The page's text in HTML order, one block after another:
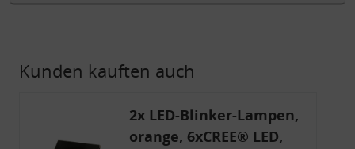
Kunden kauften auch
2x LED-Blinker-Lampen,
orange, 6xCREE® LED,